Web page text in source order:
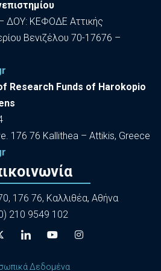
ΔΟΥ: ΚΕΦΟΔΕ Αττικής
Βενιζέλου 70-17676 –
Research Funds of Harokopio
176 76 Kallithea – Attikis, Greece
176 76, Καλλιθέα, Αθήνα
210 9549 102
Δεδομένα